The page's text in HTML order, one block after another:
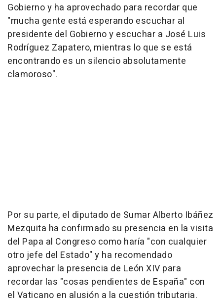
Gobierno y ha aprovechado para recordar que
"mucha gente está esperando escuchar al
presidente del Gobierno y escuchar a José Luis
Rodríguez Zapatero, mientras lo que se está
encontrando es un silencio absolutamente
clamoroso".
Por su parte, el diputado de Sumar Alberto Ibáñez
Mezquita ha confirmado su presencia en la visita
del Papa al Congreso como haría "con cualquier
otro jefe del Estado" y ha recomendado
aprovechar la presencia de León XIV para
recordar las "cosas pendientes de España" con
el Vaticano en alusión a la cuestión tributaria.